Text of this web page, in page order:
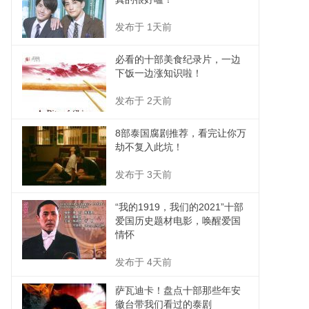
发布于 1天前
必看的十部美食纪录片，一边
下饭一边涨知识啦！
发布于 2天前
8部泰国腐剧推荐，看完让你万
劫不复入此坑！
发布于 3天前
“我的1919，我们的2021”十部
爱国历史题材电影，唤醒爱国
情怀
发布于 4天前
萨瓦迪卡！盘点十部那些年安
徽台带我们看过的泰剧